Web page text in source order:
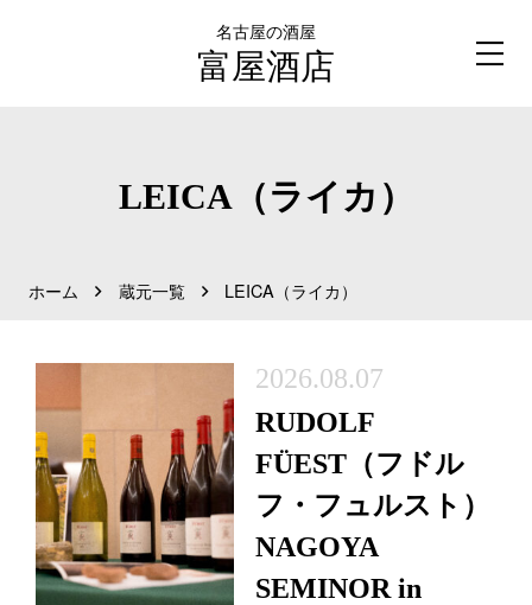
名古屋の酒屋
富屋酒店
LEICA（ライカ）
ホーム 蔵元一覧 LEICA（ライカ）
2026.08.07
RUDOLF
FÜEST（フドル
フ・フュルスト）
NAGOYA
SEMINOR in